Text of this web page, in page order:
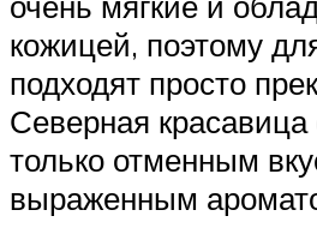
кожицей, поэтому
подходят просто
Северная красавица
только отменным
выраженным